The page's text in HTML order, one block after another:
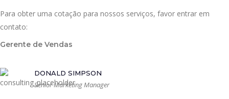
Para obter uma cotação para nossos serviços, favor entrar em
contato:
Gerente de Vendas
DONALD SIMPSON
Senior Marketing Manager